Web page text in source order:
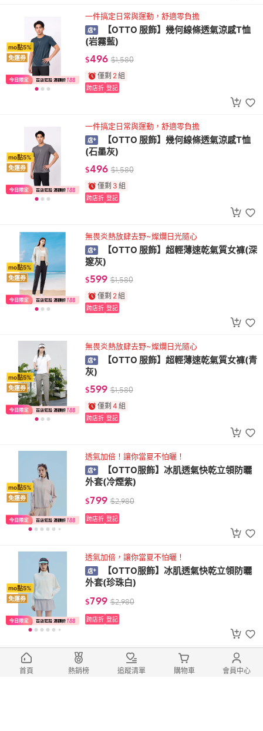
mo點5%
免運券
一件搞定日常與運動，舒適零負擔
【OTTO 服飾】幾何線條透氣涼感T恤
(岩霧藍)
$496 $1,580
僅剩 2組
跨店折 登記
mo點5%
免運券
一件搞定日常與運動，舒適零負擔
【OTTO 服飾】幾何線條透氣涼感T恤
(石墨灰)
$496 $1,580
僅剩 3 組
跨店折 登記
mo點5%
免運券
無畏炎熱放肆去野~燦爛日光隨心
【OTTO 服飾】超輕薄速乾氣質女褲(深
邃灰)
$599 $1,580
僅剩 2組
跨店折 登記
mo點5%
免運券
無畏炎熱放肆去野~燦爛日光隨心
【OTTO 服飾】超輕薄速乾氣質女褲(青
灰)
$599 $1,580
僅剩 4 組
跨店折 登記
mo點5%
免運券
透氣加倍！讓你當夏不怕曬！
【OTTO服飾】冰肌透氣快乾立領防曬
外套(冷煙紫)
$799 $2,980
跨店折 登記
mo點5%
免運券
透氣加倍，讓你當夏不怕曬！
【OTTO服飾】冰肌透氣快乾立領防曬
外套(珍珠白)
$799 $2,980
跨店折 登記
輕量舒適戶外必備
【otto】戶外機能防風防水衝鋒連帽外
首頁 熱銷榜 追蹤清單 購物車 會員中心